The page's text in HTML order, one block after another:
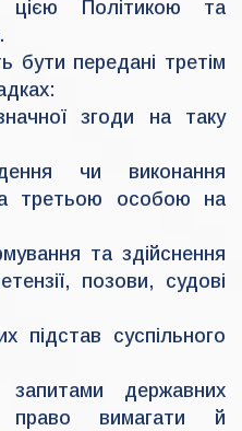
цією Політикою та
бути передані третім
згоди на таку
чи виконання
третьою особою на
та здійснення
позови, судові
підстав суспільного
державних
право вимагати й